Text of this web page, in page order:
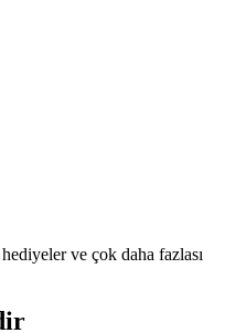
ve çok daha fazlası